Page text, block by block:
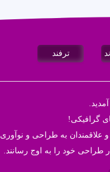
ترفند
گرافیکی!
علاقمندان به طراحی و نوآوری
طراحی خود‌ را به اوج رسانند.